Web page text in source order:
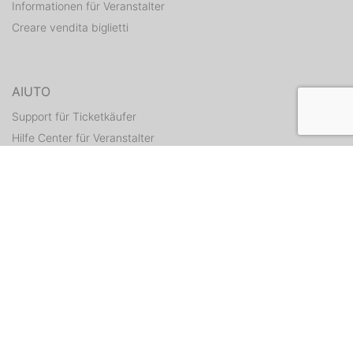
Informationen für Veranstalter
Creare vendita biglietti
AIUTO
Support für Ticketkäufer
Hilfe Center für Veranstalter